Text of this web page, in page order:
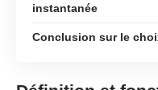
instantanée
Conclusion sur le